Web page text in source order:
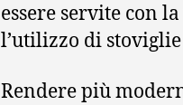
essere servite con
l’utilizzo di
Rendere più